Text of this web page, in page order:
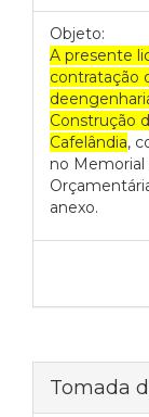
Objeto:
A presente
contratação
Construção
Cafelândia,
no Memorial
anexo.
Tomada